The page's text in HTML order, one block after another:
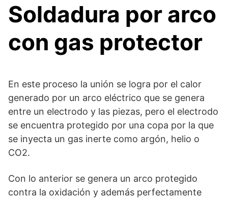
Soldadura por arco
con gas protector
En este proceso la unión se logra por el calor
generado por un arco eléctrico que se genera
entre un electrodo y las piezas, pero el electrodo
se encuentra protegido por una copa por la que
se inyecta un gas inerte como argón, helio o
CO2.
Con lo anterior se genera un arco protegido
contra la oxidación y además perfectamente